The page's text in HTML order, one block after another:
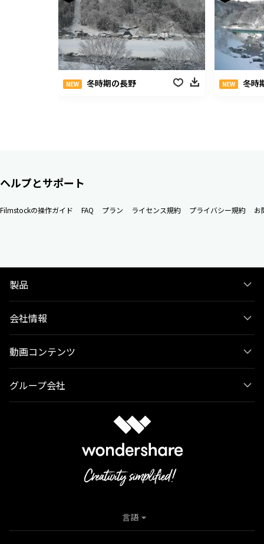
NEW 冬時期の長野 NEW 冬時
ヘルプとサポート
Filmstockの操作ガイド FAQ プラン ライセンス規約 プライバシー規約 お
製品
会社情報
動画コンテンツ
グループ会社
言語